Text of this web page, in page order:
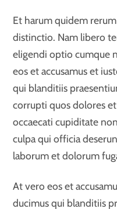
Et harum quidem
distinctio. Nam libero
eligendi optio cumque
eos et accusamus et
qui blanditiis
corrupti quos dolores
occaecati cupiditate
culpa qui officia
laborum et dolorum
At vero eos et
ducimus qui blanditiis